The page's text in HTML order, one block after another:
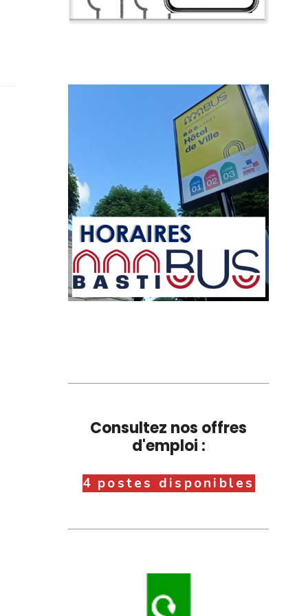
Consultez nos offres
d'emploi :
4 postes disponibles